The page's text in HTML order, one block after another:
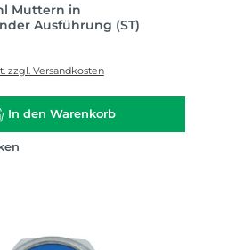
Muttern in
Ausführung (ST)
zzgl. Versandkosten
In den Warenkorb